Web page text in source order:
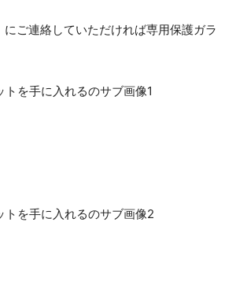
ご連絡していただければ専用保護ガラ